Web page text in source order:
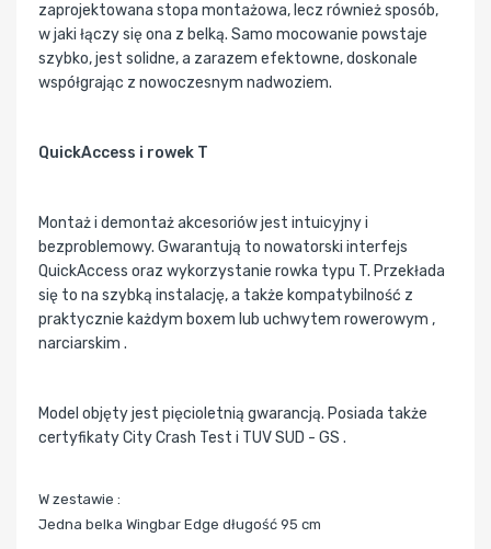
zaprojektowana stopa montażowa, lecz również sposób,
w jaki łączy się ona z belką. Samo mocowanie powstaje
szybko, jest solidne, a zarazem efektowne, doskonale
współgrając z nowoczesnym nadwoziem.
QuickAccess i rowek T
Montaż i demontaż akcesoriów jest intuicyjny i
bezproblemowy. Gwarantują to nowatorski interfejs
QuickAccess oraz wykorzystanie rowka typu T. Przekłada
się to na szybką instalację, a także kompatybilność z
praktycznie każdym boxem lub uchwytem rowerowym ,
narciarskim .
Model objęty jest pięcioletnią gwarancją. Posiada także
certyfikaty City Crash Test i TUV SUD - GS .
W zestawie :
Jedna belka Wingbar Edge długość 95 cm